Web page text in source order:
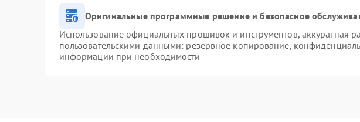
Оригинальные программные решение и безопасное
Использование официальных прошивок и инструментов, аккуратная
пользовательскими данными: резервное копирование,
информации при необходимости